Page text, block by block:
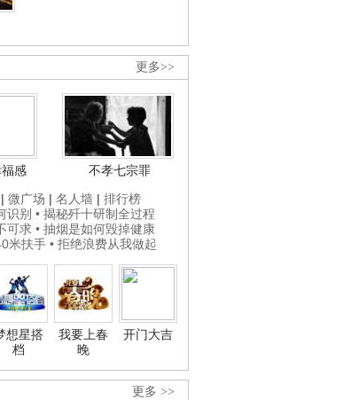
更多>>
感
不孝七宗罪
| 微广场 | 名人墙 | 排行榜
识别 • 揭秘歼十研制全过程
可求 • 抽烟是如何毁掉健康
米扶手 • 拒绝浪费从我做起
想星搭
档
我要上春
晚
开门大吉
更多 >>